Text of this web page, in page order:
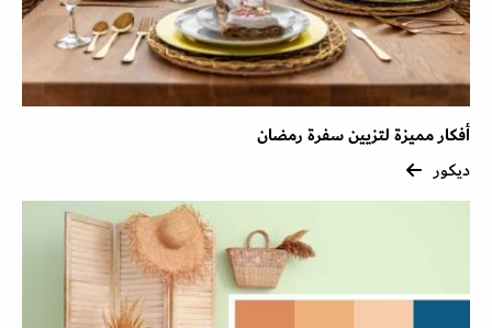
أفكار مميزة لتزيين سفرة رمضان
ديكور